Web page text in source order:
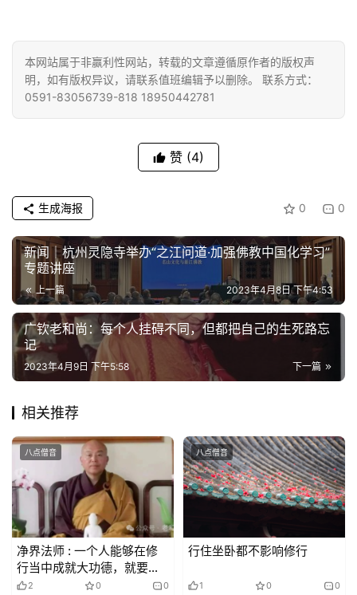
本网站属于非赢利性网站，转载的文章遵循原作者的版权声
明，如有版权异议，请联系值班编辑予以删除。 联系方式：
0591-83056739-818 18950442781
赞 (4)
0 0
生成海报
新闻｜杭州灵隐寺举办“之江问道·加强佛教中国化学习”
专题讲座​
上一篇 2023年4月8日 下午4:53
广钦老和尚：每个人挂碍不同，但都把自己的生死路忘
记
下一篇
2023年4月9日 下午5:58
相关推荐
八点僧音
净界法师 : 一个人能够在修
行当中成就大功德，就要先
学会放下
2 0 0
八点僧音
行住坐卧都不影响修行
1 0 0